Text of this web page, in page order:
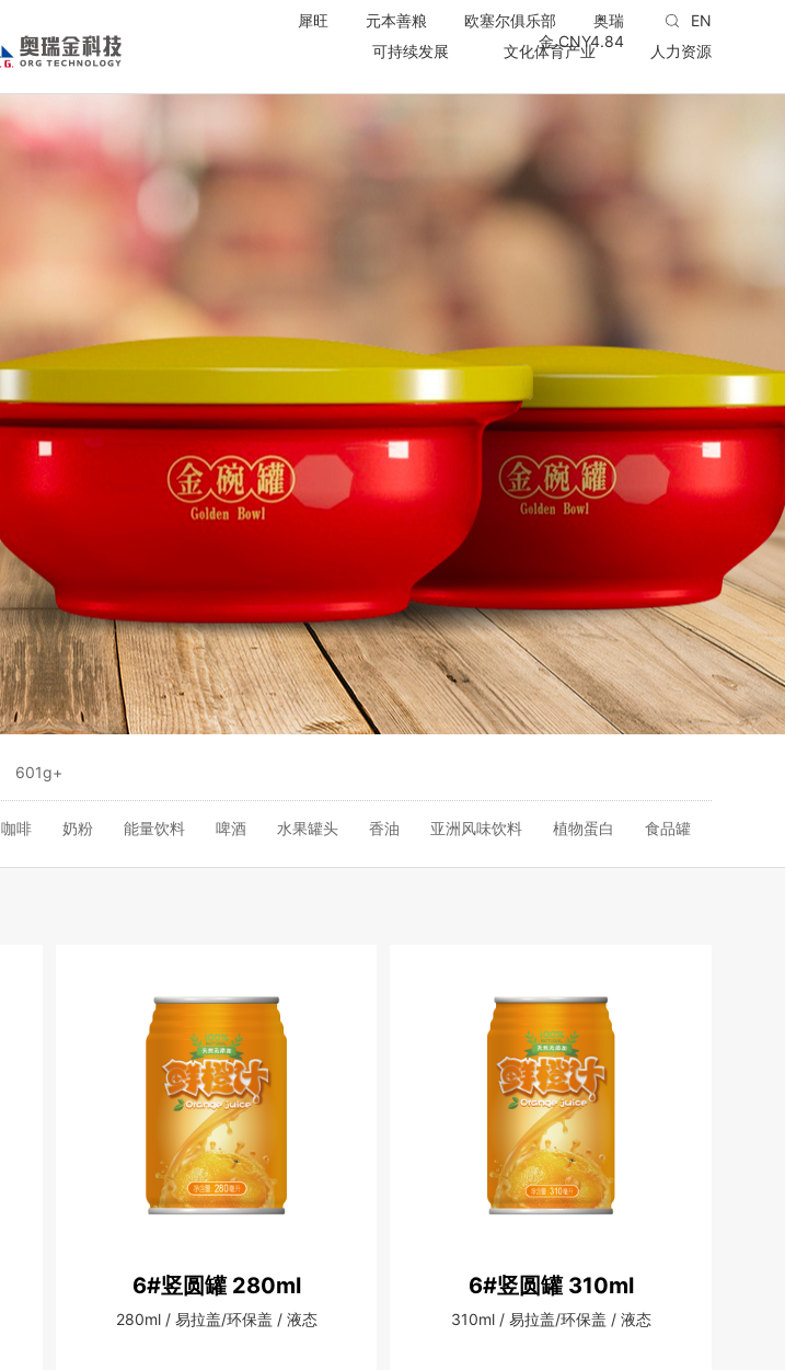
可持续发展 文化体育产业 人力资源
犀旺 元本善粮 欧塞尔俱乐部
奥瑞
金 CNY4.84
EN
601g+
咖啡 奶粉 能量饮料 啤酒 水果罐头 香油 亚洲风味饮料 植物蛋白 食品罐
6#竖圆罐 280ml
280ml / 易拉盖/环保盖 / 液态
6#竖圆罐 310ml
310ml / 易拉盖/环保盖 / 液态